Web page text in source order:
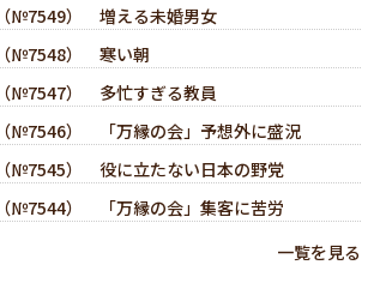
№7549） 増える未婚男女
№7548） 寒い朝
№7547） 多忙すぎる教員
№7546） 「万縁の会」予想外に盛況
№7545） 役に立たない日本の野党
№7544） 「万縁の会」集客に苦労
一覧を見る